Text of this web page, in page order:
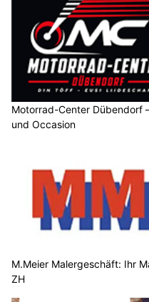
Motorrad-Center Dübendorf
und Occasion
M.Meier Malergeschäft: Ihr
ZH